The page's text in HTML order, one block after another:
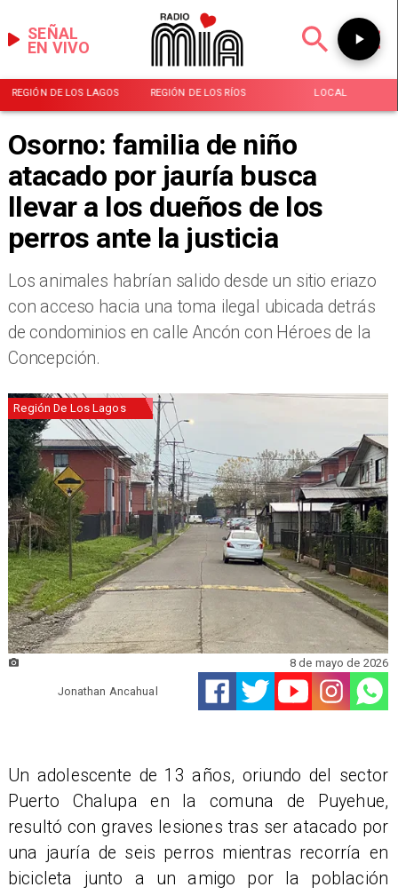
EN VIVO
SEÑAL
REGIÓN DE LOS LAGOS REGIÓN DE LOS RÍOS LOCAL
Osorno: familia de niño
atacado por jauría busca
llevar a los dueños de los
perros ante la justicia
Los animales habrían salido desde un sitio eriazo
con acceso hacia una toma ilegal ubicada detrás
de condominios en calle Ancón con Héroes de la
Concepción.
Región De Los Lagos
Jonathan Ancahual
8 de mayo de 2026
Un adolescente de 13 años, oriundo del sector
Puerto Chalupa en la comuna de Puyehue,
resultó con graves lesiones tras ser atacado por
una jauría de seis perros mientras recorría en
bicicleta junto a un amigo por la población